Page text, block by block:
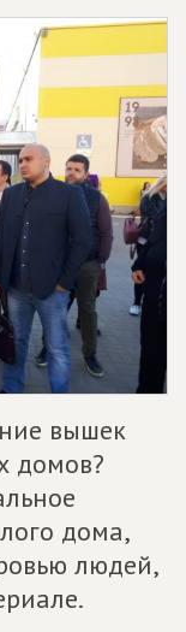
вышек
домов?
дома,
людей,